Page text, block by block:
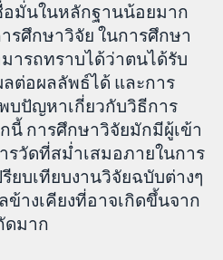
อมั่นในหลักฐานน้อยมาก
รศึกษาวิจัย ในการศึกษา
ารถทราบได้ว่าตนได้รับ
ลต่อผลลัพธ์ได้ และการ
บปัญหาเกี่ยวกับวิธีการ
นี้ การศึกษาวิจัยมักมีผู้เข้า
รวัดที่สม่ำเสมอภายในการ
ยบเทียบงานวิจัยฉบับต่างๆ
างเคียงที่อาจเกิดขึ้นจาก
ดมาก